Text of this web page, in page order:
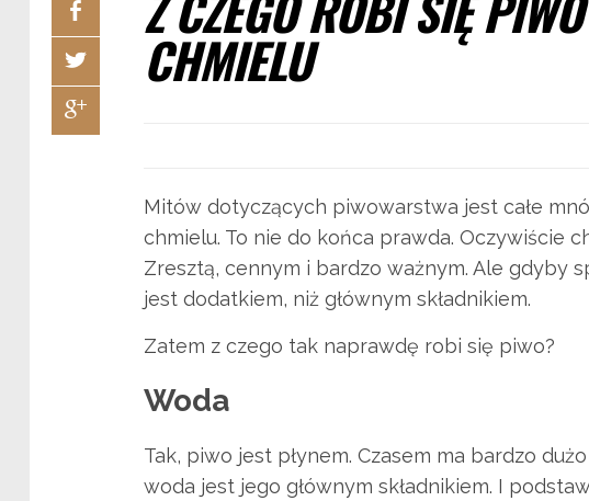
CHMIELU
Mitów dotyczących piwowarstwa jest całe
chmielu. To nie do końca prawda. Oczywiście
Zresztą, cennym i bardzo ważnym. Ale gdyby
jest dodatkiem, niż głównym składnikiem.
Zatem z czego tak naprawdę robi się piwo?
Woda
Tak, piwo jest płynem. Czasem ma bardzo
woda jest jego głównym składnikiem. I